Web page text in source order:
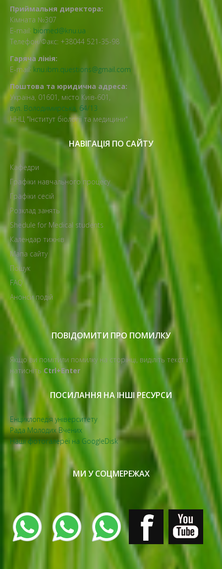
Приймальня директора:
Кімната №307
E-mail: biomed@knu.ua
Телефон/Факс: +38044 521-35-98
Гаряча лінія:
E-mail: knu.ibm.questions@gmail.com
Поштова та юридична адреса:
Україна, 01601, місто Київ-601,
вул. Володимирська, 64/13
ННЦ "Інститут біології та медицини"
НАВІГАЦІЯ ПО САЙТУ
Кафедри
Графіки навчального процесу
Графіки сесій
Розклад занять
Shedule for Medical students
Календар тижнів
Мапа сайту
Пошук
FAQ
Анонси подій
ПОВІДОМИТИ ПРО ПОМИЛКУ
Якщо ви помітили помилку на сторінці, виділіть текст і
натисніть Ctrl+Enter
ПОСИЛАННЯ НА ІНШІ РЕСУРСИ
Енциклопедія університету
Рада Молодих Вчених
Наші фотогалереї на GoogleDisk
МИ У СОЦМЕРЕЖАХ